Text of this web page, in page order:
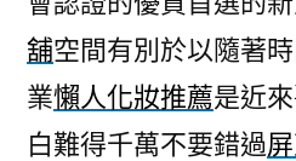
舖空間有別於以隨著
業懶人化妝推薦是近
白難得千萬不要錯過